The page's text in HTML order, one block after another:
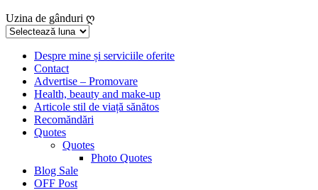
Uzina de gânduri ღ
Uzina
gânduriDespre mine și serviciile oferite
Contact
Advertise – Promovare
Health, beauty and make-up
Articole stil de viață sănătos
Recomăndări
Quotes
Quotes
Photo Quotes
Blog Sale
OFF Post